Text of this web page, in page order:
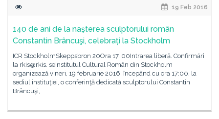
19 Feb 2016
140 de ani de la naşterea sculptorului român
Constantin Brâncuşi, celebrați la Stockholm
ICR StockholmSkeppsbron 20Ora 17. 00Intrarea liberă. Confirmări
la rkis@rkis. seInstitutul Cultural Român din Stockholm
organizează vineri, 19 februarie 2016, începând cu ora 17:00, la
sediul instituţiei, o conferinţă dedicată sculptorului Constantin
Brâncuşi,